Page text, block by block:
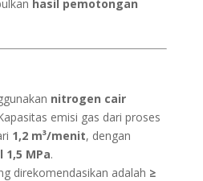
hasil pemotongan
nitrogen cair
emisi gas dari proses
1,2 m³/menit, dengan
MPa.
direkomendasikan adalah ≥